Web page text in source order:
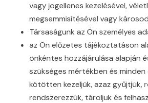
vagy jogellenes kezelésével,
megsemmisítésével vagy
Társaságunk az Ön személyes
az Ön előzetes tájékoztatáson
önkéntes hozzájárulása alapján
szükséges mértékben és
kötötten kezeljük, azaz gyűjtjük,
rendszerezzük, tároljuk és